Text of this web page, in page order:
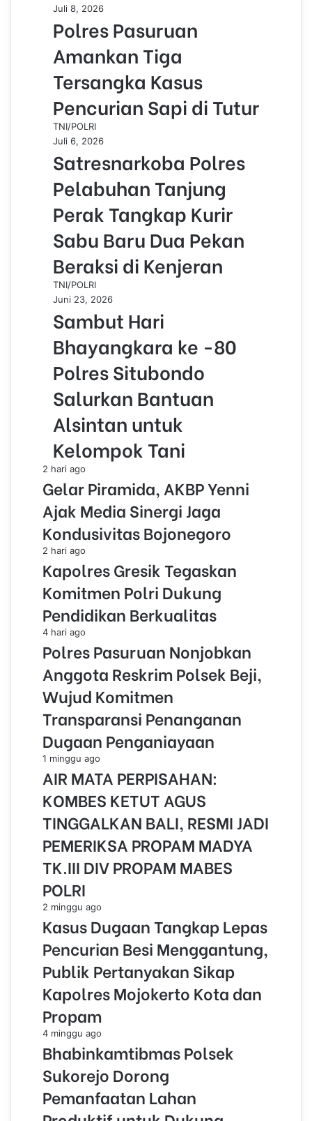
Juli 8, 2026
Polres Pasuruan
Amankan Tiga
Tersangka Kasus
Pencurian Sapi di Tutur
TNI/POLRI
Juli 6, 2026
Satresnarkoba Polres
Pelabuhan Tanjung
Perak Tangkap Kurir
Sabu Baru Dua Pekan
Beraksi di Kenjeran
TNI/POLRI
Juni 23, 2026
Sambut Hari
Bhayangkara ke -80
Polres Situbondo
Salurkan Bantuan
Alsintan untuk
Kelompok Tani
2 hari ago
Gelar Piramida, AKBP Yenni
Ajak Media Sinergi Jaga
Kondusivitas Bojonegoro
2 hari ago
Kapolres Gresik Tegaskan
Komitmen Polri Dukung
Pendidikan Berkualitas
4 hari ago
Polres Pasuruan Nonjobkan
Anggota Reskrim Polsek Beji,
Wujud Komitmen
Transparansi Penanganan
Dugaan Penganiayaan
1 minggu ago
AIR MATA PERPISAHAN:
KOMBES KETUT AGUS
TINGGALKAN BALI, RESMI JADI
PEMERIKSA PROPAM MADYA
TK.III DIV PROPAM MABES
POLRI
2 minggu ago
Kasus Dugaan Tangkap Lepas
Pencurian Besi Menggantung,
Publik Pertanyakan Sikap
Kapolres Mojokerto Kota dan
Propam
4 minggu ago
Bhabinkamtibmas Polsek
Sukorejo Dorong
Pemanfaatan Lahan